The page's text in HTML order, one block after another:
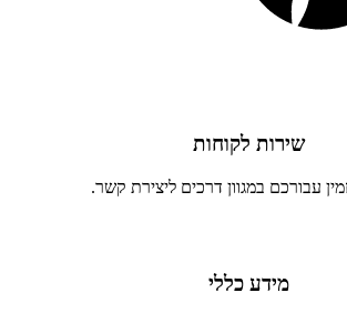
שירות לקוחות
עבורכם במגוון דרכים ליצירת קשר.
מידע כללי